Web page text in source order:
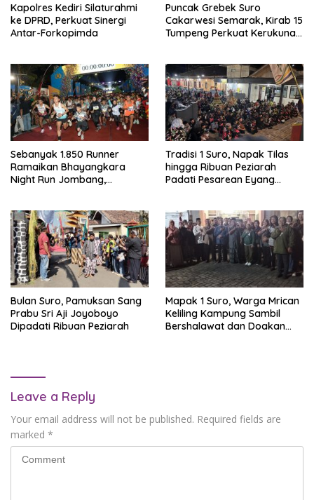
Kapolres Kediri Silaturahmi
ke DPRD, Perkuat Sinergi
Antar-Forkopimda
Puncak Grebek Suro
Cakarwesi Semarak, Kirab 15
Tumpeng Perkuat Kerukunan
Sebanyak 1.850 Runner
Ramaikan Bhayangkara
Night Run Jombang,
Kamtibmas
Tradisi 1 Suro, Napak Tilas
hingga Ribuan Peziarah
Padati Pesarean Eyang
Bulan Suro, Pamuksan Sang
Prabu Sri Aji Joyoboyo
Dipadati Ribuan Peziarah
Mapak 1 Suro, Warga Mrican
Keliling Kampung Sambil
Bershalawat dan Doakan
Leave a Reply
Your email address will not be published. Required fields are
marked *